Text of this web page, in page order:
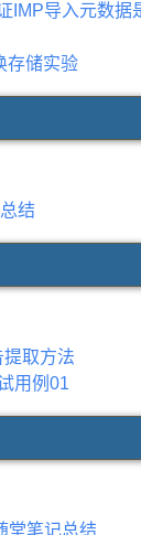
IMP导入元数据
存储实验
结
提取方法
用例01
堂笔记总结